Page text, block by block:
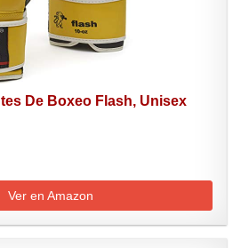
De Boxeo Flash, Unisex
Ver en Amazon